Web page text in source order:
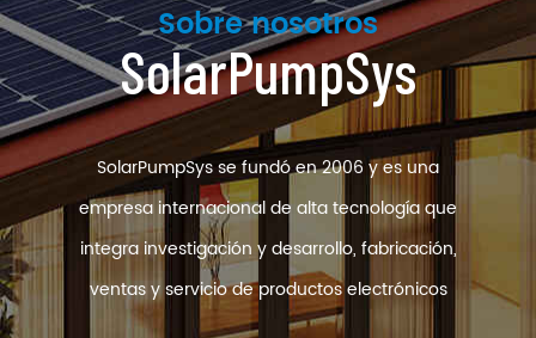
Sobre nosotros
SolarPumpSys
SolarPumpSys se fundó en 2006 y es una
empresa internacional de alta tecnología que
integra investigación y desarrollo, fabricación,
ventas y servicio de productos electrónicos
de potencia inteligentes. Apoyándose en los